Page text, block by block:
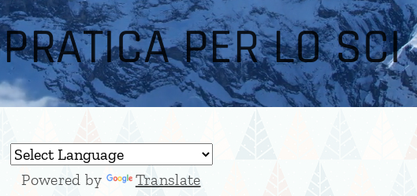
PER LO SCI
Powered by Translate